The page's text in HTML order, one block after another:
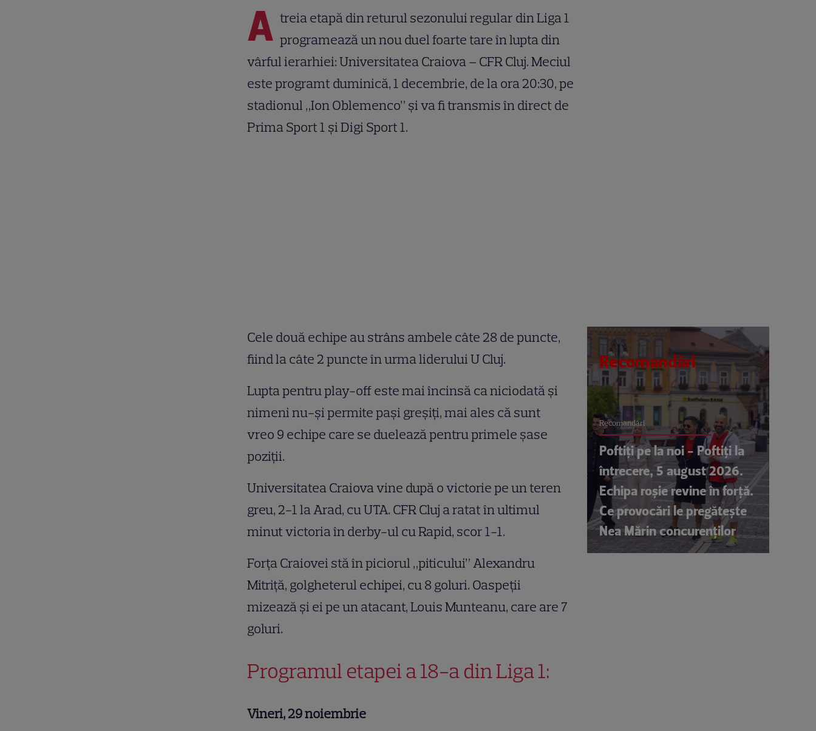
A treia etapă din returul sezonului regular din Liga 1
programează un nou duel foarte tare în lupta din
vârful ierarhiei: Universitatea Craiova – CFR Cluj. Meciul
este programt duminică, 1 decembrie, de la ora 20:30, pe
stadionul „Ion Oblemenco” și va fi transmis în direct de
Prima Sport 1 și Digi Sport 1.
Cele două echipe au strâns ambele câte 28 de puncte,
fiind la câte 2 puncte în urma liderului U Cluj.
Lupta pentru play-off este mai încinsă ca niciodată și
nimeni nu-și permite pași greșiți, mai ales că sunt
vreo 9 echipe care se duelează pentru primele șase
poziții.
Universitatea Craiova vine după o victorie pe un teren
greu, 2-1 la Arad, cu UTA. CFR Cluj a ratat în ultimul
minut victoria în derby-ul cu Rapid, scor 1-1.
Forța Craiovei stă în piciorul „piticului” Alexandru
Mitriță, golgheterul echipei, cu 8 goluri. Oaspeții
mizează și ei pe un atacant, Louis Munteanu, care are 7
goluri.
Programul etapei a 18-a din Liga 1:
Vineri, 29 noiembrie
Recomandări
Recomandări
Poftiți pe la noi - Poftiți la
întrecere, 5 august 2026.
Echipa roșie revine în forță.
Ce provocări le pregătește
Nea Mărin concurenților